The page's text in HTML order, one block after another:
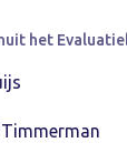
het